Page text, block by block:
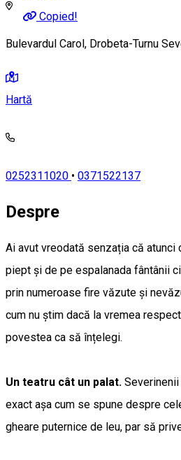
Copied!
Bulevardul Carol, Drobeta-Turnu
Hartă
0252311020 • 0371522137
Despre
Ai avut vreodată senzația că atunci
piept și de pe espalanada fântânii
prin numeroase fire văzute și
cum nu știm dacă la vremea
povestea ca să înțelegi.
Un teatru cât un palat.
exact așa cum se spune despre
gheare puternice de leu, par să